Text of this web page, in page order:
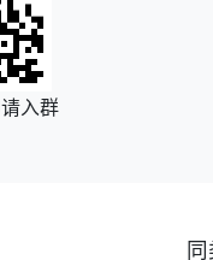
入群